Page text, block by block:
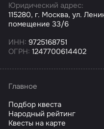
Юридический адрес:
115280, г. Москва, ул.
помещение 33/6
ИНН: 9725168751
ОГРН: 1247700614402
Главное
Подбор квеста
Народный рейтинг
Квесты на карте